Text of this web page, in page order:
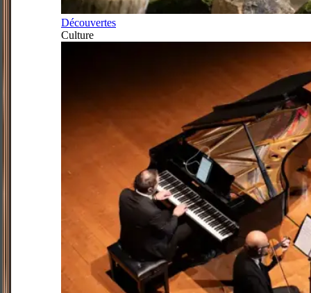
Découvertes
Culture